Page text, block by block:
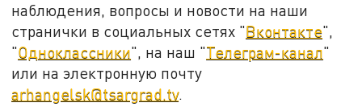
наблюдения, вопросы и новости на наши
странички в социальных сетях "Вконтакте",
"Одноклассники", на наш "Телеграм-канал"
или на электронную почту
arhangelsk@tsargrad.tv.